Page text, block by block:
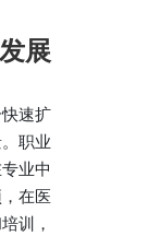
展
速扩
职业
业中
在医
训，